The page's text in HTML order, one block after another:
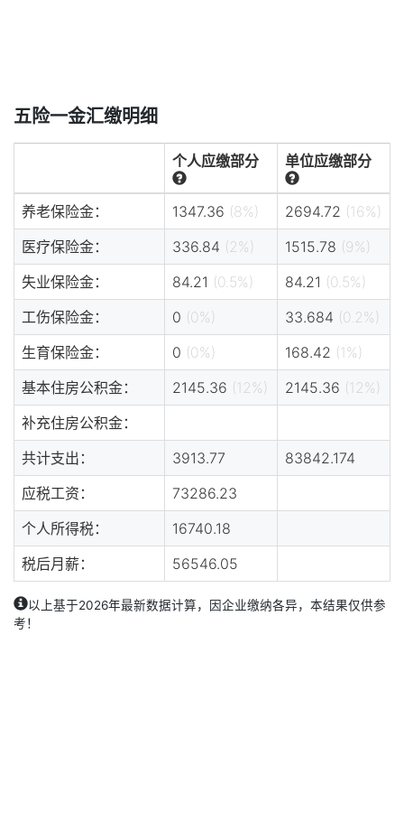
五险一金汇缴明细
个人应缴部分 单位应缴部分
养老保险金： 1347.36 (8%) 2694.72 (16%)
医疗保险金：
336.84 (2%) 1515.78 (9%)
失业保险金：
84.21 (0.5%) 84.21 (0.5%)
工伤保险金：
0 (0%) 33.684 (0.2%)
生育保险金：
0 (0%) 168.42 (1%)
基本住房公积金：
2145.36 (12%) 2145.36 (12%)
补充住房公积金：
共计支出：
3913.77
83842.174
应税工资：
73286.23
个人所得税：
16740.18
税后月薪：
56546.05
以上基于2026年最新数据计算，因企业缴纳各异，本结果仅供参
考！